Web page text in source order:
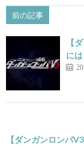
前の記事
【
に
【ダンガンロンパ